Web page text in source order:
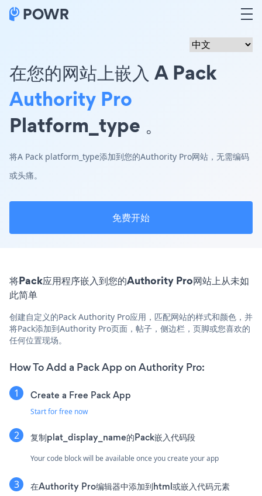
在您的网站上嵌入 A Pack
Authority Pro
Platform_type 。
将A Pack platform_type添加到您的Authority Pro网站，无需编码
或头痛。
免费开始
将Pack应用程序嵌入到您的Authority Pro网站上从未如
此简单
创建自定义的Pack Authority Pro应用，匹配网站的样式和颜色，并
将Pack添加到Authority Pro页面，帖子，侧边栏，页脚或您喜欢的
任何位置现场。
How To Add a Pack App on Authority Pro:
Create a Free Pack App
Start for free now
复制plat_display_name的Pack嵌入代码段
Your code block will be available once you create your app
在Authority Pro编辑器中添加到html或嵌入代码元素